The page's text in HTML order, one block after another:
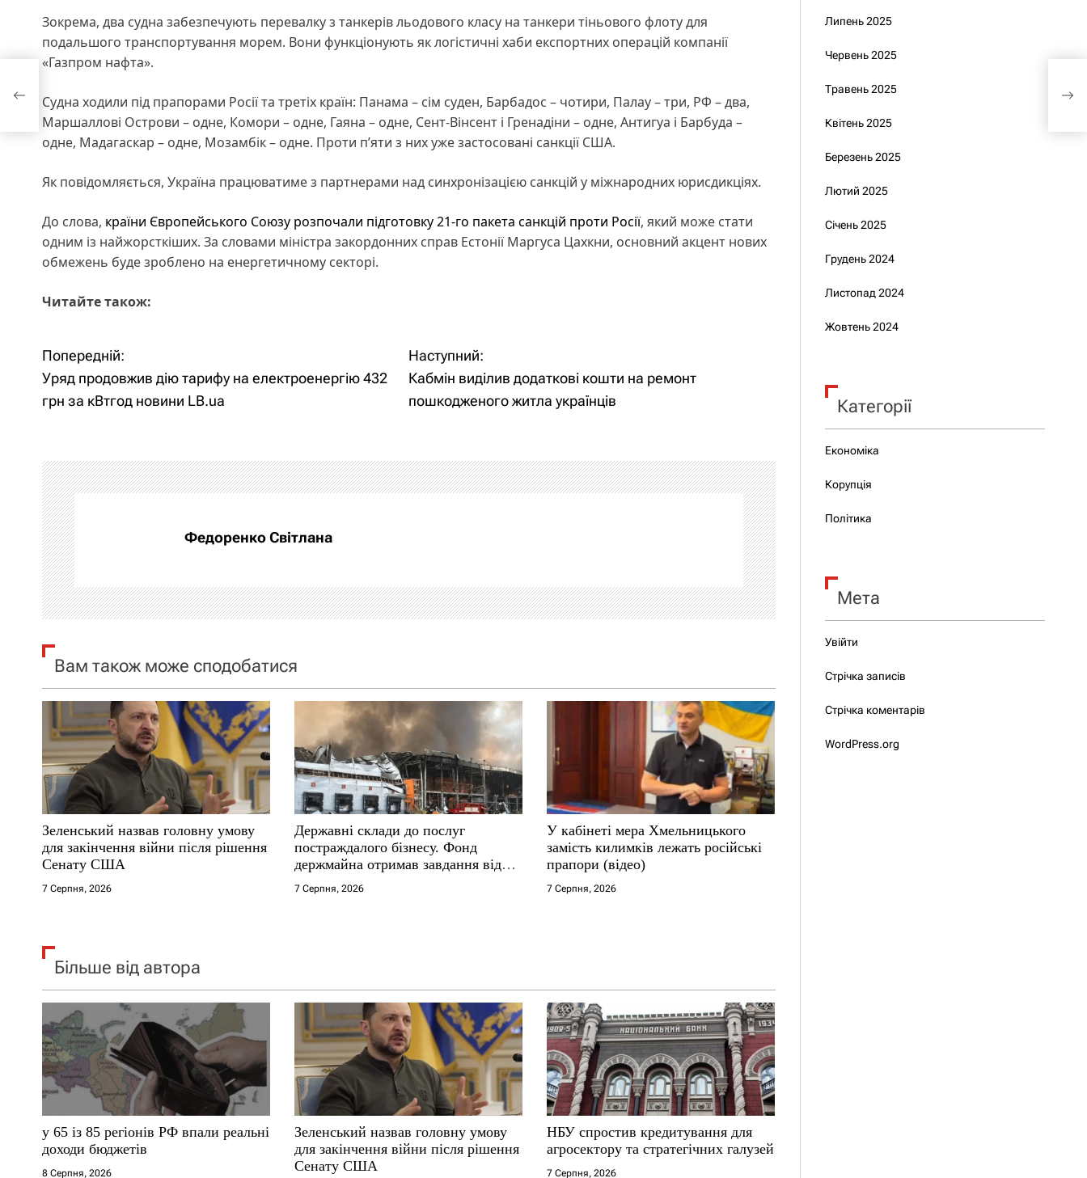
Зокрема, два судна забезпечують перевалку з танкерів льодового класу на танкери тіньового флоту для
подальшого транспортування морем. Вони функціонують як логістичні хаби експортних операцій компанії
«Газпром нафта».
Судна ходили під прапорами Росії та третіх країн: Панама – сім суден, Барбадос – чотири, Палау – три, РФ – два,
Маршаллові Острови – одне, Комори – одне, Гаяна – одне, Сент-Вінсент і Гренадіни – одне, Антигуа і Барбуда –
одне, Мадагаскар – одне, Мозамбік – одне. Проти п’яти з них уже застосовані санкції США.
Як повідомляється, Україна працюватиме з партнерами над синхронізацією санкцій у міжнародних юрисдикціях.
До слова, країни Європейського Союзу розпочали підготовку 21-го пакета санкцій проти Росії, який може стати
одним із найжорсткіших. За словами міністра закордонних справ Естонії Маргуса Цахкни, основний акцент нових
обмежень буде зроблено на енергетичному секторі.
Читайте також:
Н
а
і
г
а
ц
і
я
а
п
и
с
і
в
Попередній:
Уряд продовжив дію тарифу на електроенергію 432
грн за кВтгод новини LB.ua
Наступний:
Кабмін виділив додаткові кошти на ремонт
пошкодженого житла українців
Федоренко Світлана
Вам також може сподобатися
Зеленський назвав головну умову
для закінчення війни після рішення
Сенату США
7 Серпня, 2026
Державні склади до послуг
постраждалого бізнесу. Фонд
держмайна отримав завдання від
прем’єра
7 Серпня, 2026
У кабінеті мера Хмельницького
замість килимків лежать російські
прапори (відео)
7 Серпня, 2026
Більше від автора
у 65 із 85 регіонів РФ впали реальні
доходи бюджетів
8 Серпня, 2026
Зеленський назвав головну умову
для закінчення війни після рішення
Сенату США
НБУ спростив кредитування для
агросектору та стратегічних галузей
7 Серпня, 2026
Липень 2025
Червень 2025
Травень 2025
Квітень 2025
Березень 2025
Лютий 2025
Січень 2025
Грудень 2024
Листопад 2024
Жовтень 2024
Категорії
Економіка
Корупція
Політика
Мета
Увійти
Стрічка записів
Стрічка коментарів
WordPress.org